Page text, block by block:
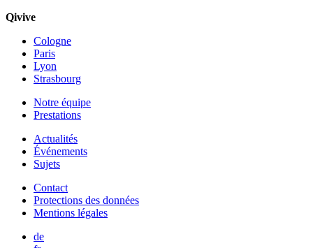
Qivive
Cologne
Paris
Lyon
Strasbourg
Notre équipe
Prestations
Actualités
Événements
Sujets
Contact
Protections des données
Mentions légales
de